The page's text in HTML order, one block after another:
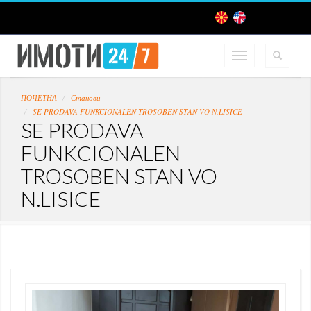
ПОЧЕТНА
Станови
SE PRODAVA FUNKCIONALEN TROSOBEN STAN VO N.LISICE
SE PRODAVA
FUNKCIONALEN
TROSOBEN STAN VO
N.LISICE